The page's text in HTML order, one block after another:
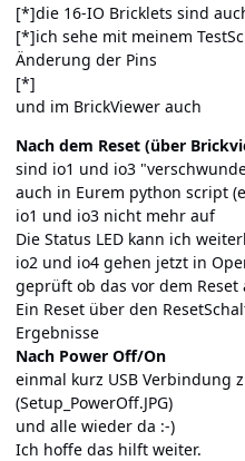
[*]die 16-IO Bricklets sind
[*]ich sehe mit meinem
Änderung der Pins
[*]
und im BrickViewer auch
Nach dem Reset (über
sind io1 und io3
auch in Eurem python script
io1 und io3 nicht mehr auf
Die Status LED kann ich
io2 und io4 gehen jetzt in
geprüft ob das vor dem
Ein Reset über den
Ergebnisse
Nach Power Off/On
einmal kurz USB Verbindung
(Setup_PowerOff.JPG)
und alle wieder da :-)
Ich hoffe das hilft weiter.